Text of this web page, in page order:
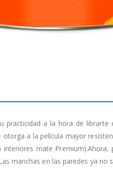
practicidad a la hora de librarte
a la película mayor
mate Premium).Ahora,
manchas en las paredes ya no